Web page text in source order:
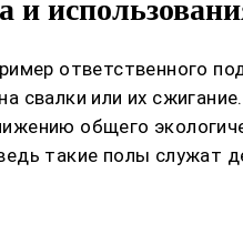
и
ответственного
свалки или их сжигание.
общего
такие полы служат